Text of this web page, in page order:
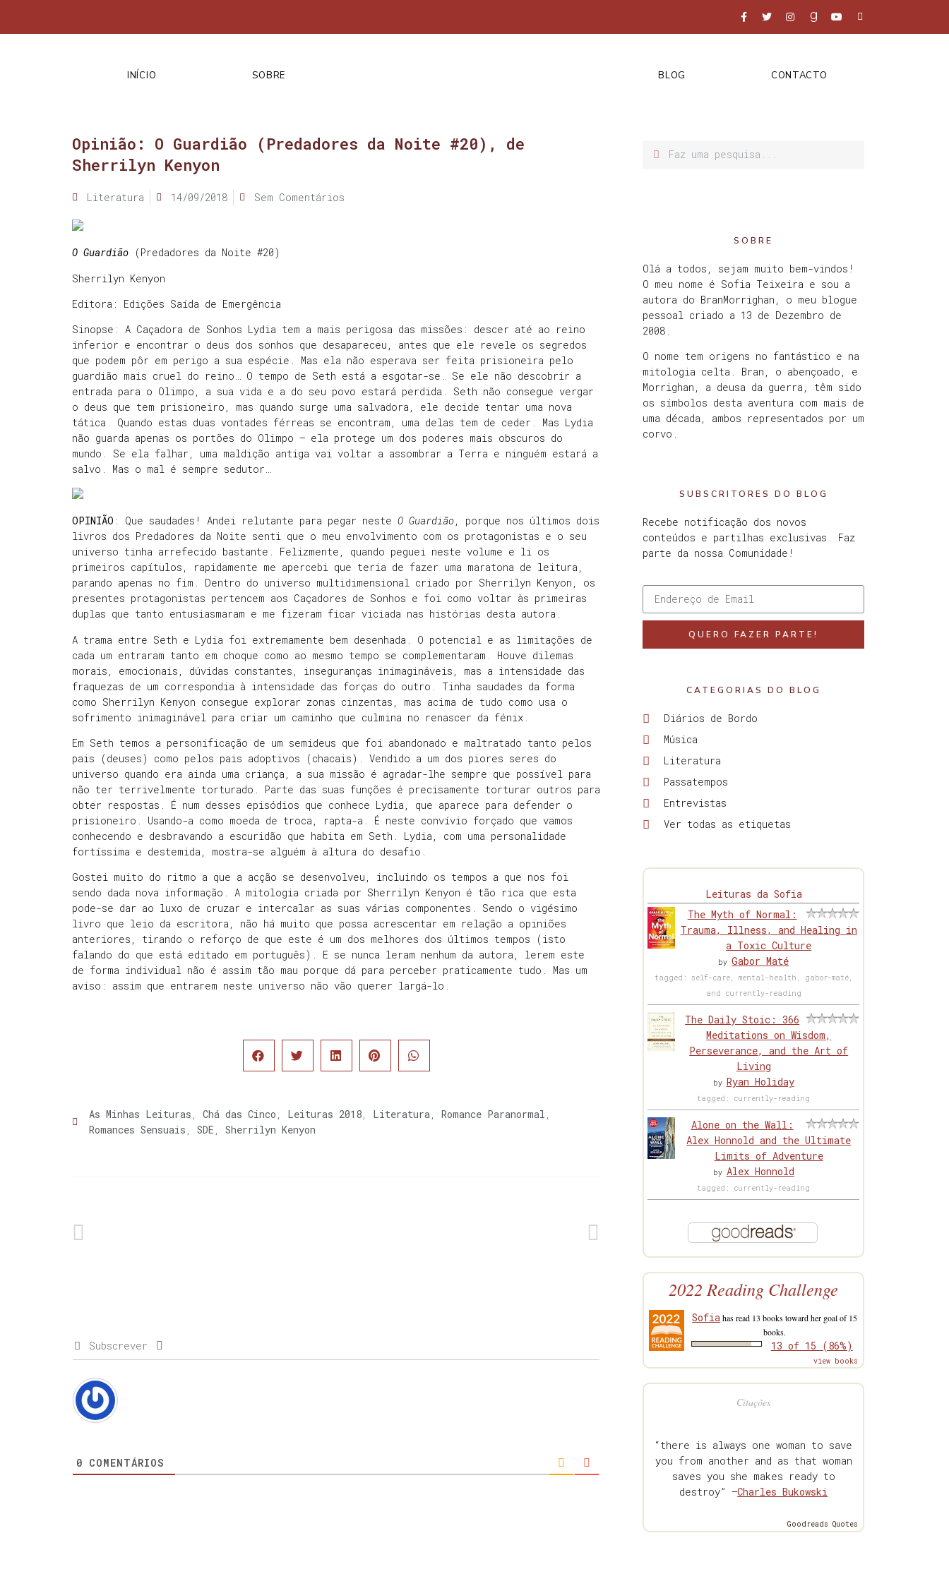
INÍCIO SOBRE BLOG CONTACTO
Opinião: O Guardião (Predadores da Noite #20), de
Sherrilyn Kenyon
Literatura 14/09/2018 Sem Comentários
O Guardião (Predadores da Noite #20)
Sherrilyn Kenyon
Editora: Edições Saída de Emergência
Sinopse: A Caçadora de Sonhos Lydia tem a mais perigosa das missões: descer até ao reino
inferior e encontrar o deus dos sonhos que desapareceu, antes que ele revele os segredos
que podem pôr em perigo a sua espécie. Mas ela não esperava ser feita prisioneira pelo
guardião mais cruel do reino… O tempo de Seth está a esgotar-se. Se ele não descobrir a
entrada para o Olimpo, a sua vida e a do seu povo estará perdida. Seth não consegue vergar
o deus que tem prisioneiro, mas quando surge uma salvadora, ele decide tentar uma nova
tática. Quando estas duas vontades férreas se encontram, uma delas tem de ceder. Mas Lydia
não guarda apenas os portões do Olimpo — ela protege um dos poderes mais obscuros do
mundo. Se ela falhar, uma maldição antiga vai voltar a assombrar a Terra e ninguém estará a
salvo. Mas o mal é sempre sedutor…
OPINIÃO : Que saudades! Andei relutante para pegar neste O Guardião, porque nos últimos dois
livros dos Predadores da Noite senti que o meu envolvimento com os protagonistas e o seu
universo tinha arrefecido bastante. Felizmente, quando peguei neste volume e li os
primeiros capítulos, rapidamente me apercebi que teria de fazer uma maratona de leitura,
parando apenas no fim. Dentro do universo multidimensional criado por Sherrilyn Kenyon, os
presentes protagonistas pertencem aos Caçadores de Sonhos e foi como voltar às primeiras
duplas que tanto entusiasmaram e me fizeram ficar viciada nas histórias desta autora.
A trama entre Seth e Lydia foi extremamente bem desenhada. O potencial e as limitações de
cada um entraram tanto em choque como ao mesmo tempo se complementaram. Houve dilemas
morais, emocionais, dúvidas constantes, inseguranças inimagináveis, mas a intensidade das
fraquezas de um correspondia à intensidade das forças do outro. Tinha saudades da forma
como Sherrilyn Kenyon consegue explorar zonas cinzentas, mas acima de tudo como usa o
sofrimento inimaginável para criar um caminho que culmina no renascer da fénix.
Em Seth temos a personificação de um semideus que foi abandonado e maltratado tanto pelos
pais (deuses) como pelos pais adoptivos (chacais). Vendido a um dos piores seres do
universo quando era ainda uma criança, a sua missão é agradar-lhe sempre que possível para
não ter terrivelmente torturado. Parte das suas funções é precisamente torturar outros para
obter respostas. É num desses episódios que conhece Lydia, que aparece para defender o
prisioneiro. Usando-a como moeda de troca, rapta-a. É neste convívio forçado que vamos
conhecendo e desbravando a escuridão que habita em Seth. Lydia, com uma personalidade
fortíssima e destemida, mostra-se alguém à altura do desafio.
Gostei muito do ritmo a que a acção se desenvolveu, incluindo os tempos a que nos foi
sendo dada nova informação. A mitologia criada por Sherrilyn Kenyon é tão rica que esta
pode-se dar ao luxo de cruzar e intercalar as suas várias componentes. Sendo o vigésimo
livro que leio da escritora, não há muito que possa acrescentar em relação a opiniões
anteriores, tirando o reforço de que este é um dos melhores dos últimos tempos (isto
falando do que está editado em português). E se nunca leram nenhum da autora, lerem este
de forma individual não é assim tão mau porque dá para perceber praticamente tudo. Mas um
aviso: assim que entrarem neste universo não vão querer largá-lo.
As Minhas Leituras Chá das Cinco Leituras 2018 Literatura Romance Paranormal
Romances Sensuais
SDE Sherrilyn Kenyon
Subscrever
0 COMENTÁRIOS
SOBRE
Olá a todos, sejam muito bem-vindos!
O meu nome é Sofia Teixeira e sou a
autora do BranMorrighan, o meu blogue
pessoal criado a 13 de Dezembro de
2008.
O nome tem origens no fantástico e na
mitologia celta. Bran, o abençoado, e
Morrighan, a deusa da guerra, têm sido
os símbolos desta aventura com mais de
uma década, ambos representados por um
corvo.
SUBSCRITORES DO BLOG
Recebe notificação dos novos
conteúdos e partilhas exclusivas. Faz
parte da nossa Comunidade!
QUERO FAZER PARTE!
CATEGORIAS DO BLOG
Diários de Bordo
Música
Literatura
Passatempos
Entrevistas
Ver todas as etiquetas
Leituras da Sofia
The Myth of Normal:
Trauma, Illness, and Healing in
a Toxic Culture
byGabor Maté
tagged: self-care, mental-health, gabor-maté,
and currently-reading
The Daily Stoic: 366
Meditations on Wisdom,
Perseverance, and the Art of
Living
by Ryan Holiday
tagged: currently-reading
Alone on the Wall:
Alex Honnold and the Ultimate
Limits of Adventure
by Alex Honnold
tagged: currently-reading
2022 Reading Challenge
Sofiahas read 13 books toward her goal of 15
books.
13 of 15 (86%)
view books
Citações
“there is always one woman to save
you from another and as that woman
saves you she makes ready to
destroy” —Charles Bukowski
Goodreads Quotes